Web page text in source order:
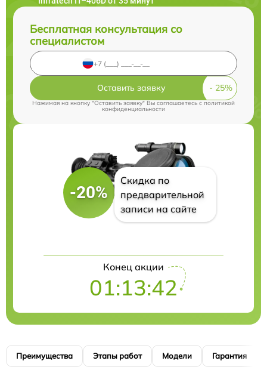
Бесплатная консультация со
специалистом
Оставить заявку
Нажимая на кнопку "Оставить заявку" Вы соглашаетесь cполитикой
конфиденциальности
-20%
Скидка по
предварительной
записи на сайте
Конец акции
01:13:41
Преимущества Этапы работ Модели Гарантия